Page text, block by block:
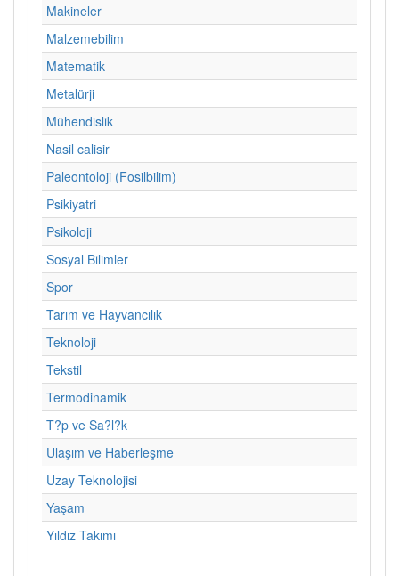
Makineler
Malzemebilim
Matematik
Metalürji
Mühendislik
Nasil calisir
Paleontoloji (Fosilbilim)
Psikiyatri
Psikoloji
Sosyal Bilimler
Spor
Tarım ve Hayvancılık
Teknoloji
Tekstil
Termodinamik
T?p ve Sa?l?k
Ulaşım ve Haberleşme
Uzay Teknolojisi
Yaşam
Yıldız Takımı